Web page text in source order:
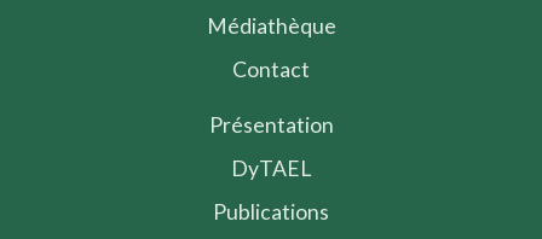
Médiathèque
Contact
Présentation
DyTAEL
Publications